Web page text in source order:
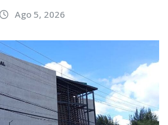
Ago 5, 2026